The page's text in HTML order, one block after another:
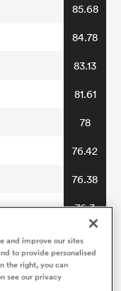
85.68
84.78
83.13
81.61
78
76.42
76.38
76.3
73.94
and improve our sites
to provide personalised
the right, you can
see our privacy